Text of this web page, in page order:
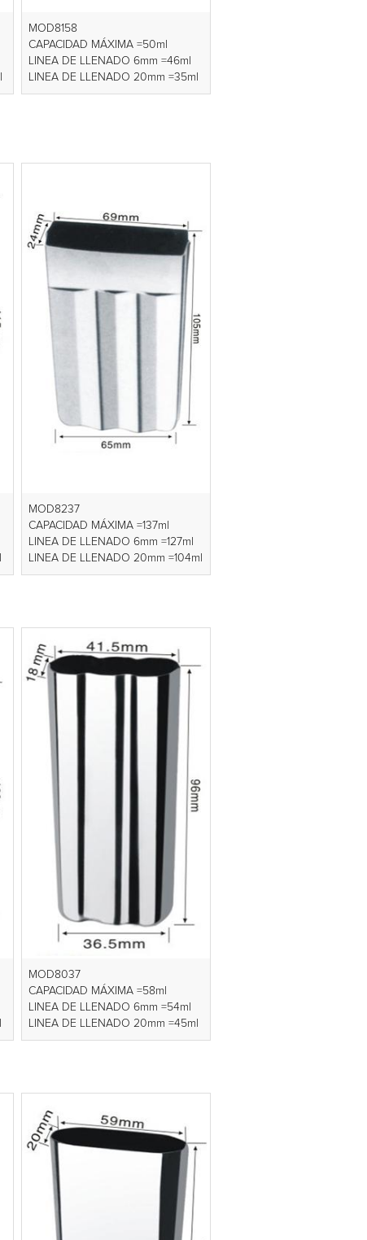
MOD8158
CAPACIDAD MÁXIMA =50ml
LINEA DE LLENADO 6mm =46ml
LINEA DE LLENADO 20mm =35ml
MOD8237
CAPACIDAD MÁXIMA =137ml
LINEA DE LLENADO 6mm =127ml
LINEA DE LLENADO 20mm =104ml
MOD8037
CAPACIDAD MÁXIMA =58ml
LINEA DE LLENADO 6mm =54ml
LINEA DE LLENADO 20mm =45ml